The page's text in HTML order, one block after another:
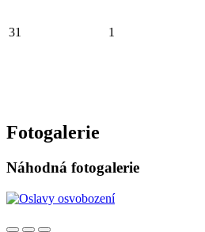
31 1
Fotogalerie
Náhodná fotogalerie